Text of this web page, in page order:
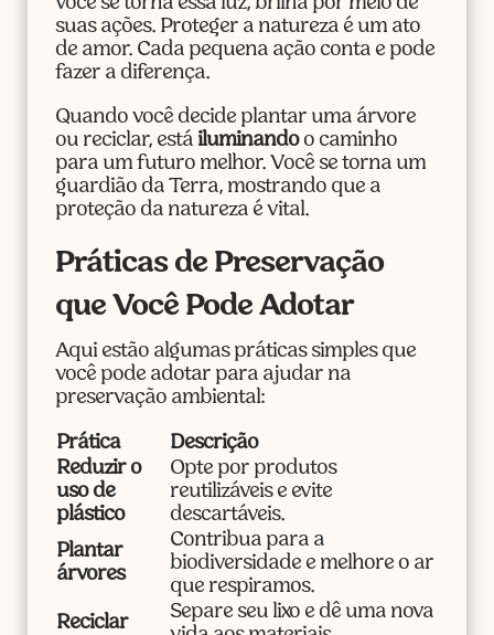
suas ações. Proteger a natureza é um ato
de amor. Cada pequena ação conta e pode
fazer a diferença.
Quando você decide plantar uma árvore
ou reciclar, está iluminandoo caminho
para um futuro melhor. Você se torna um
guardião da Terra, mostrando que a
proteção da natureza é vital.
Práticas de Preservação
que Você Pode Adotar
Aqui estão algumas práticas simples que
você pode adotar para ajudar na
preservação ambiental:
Prática
Descrição
Reduzir o
uso de
plástico
Opte por produtos
reutilizáveis e evite
descartáveis.
Plantar
árvores
Contribua para a
biodiversidade e melhore o ar
que respiramos.
Reciclar
Separe seu lixo e dê uma nova